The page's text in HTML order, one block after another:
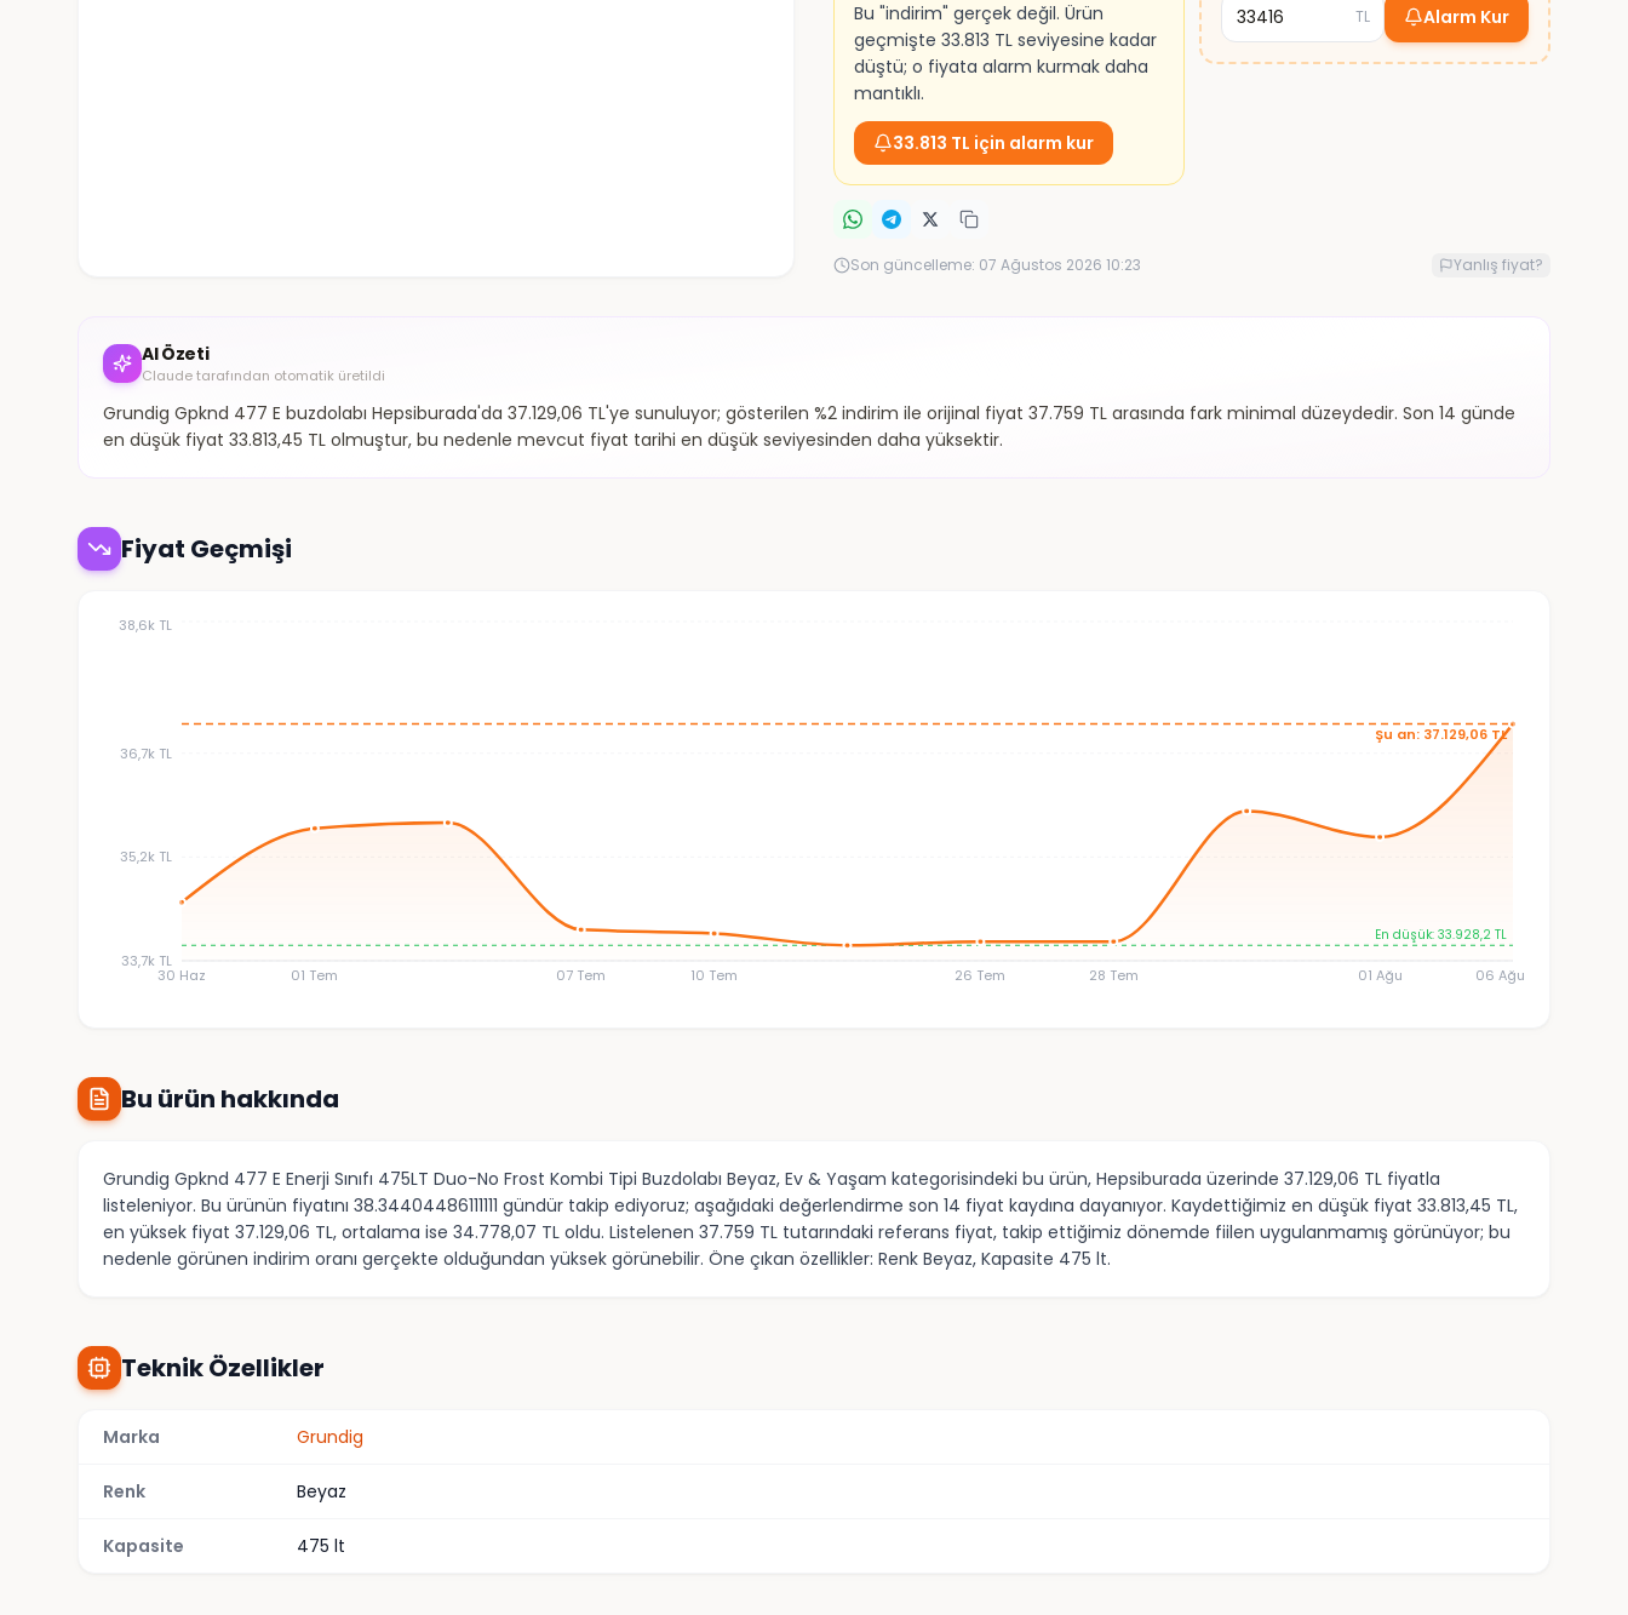
Bu "indirim" gerçek değil. Ürün
geçmişte 33.813 TL seviyesine kadar
düştü; o fiyata alarm kurmak daha
mantıklı.
33.813 TL için alarm kur
TL Alarm Kur
Son güncelleme: 07 Ağustos 2026 10:23 Yanlış fiyat?
AI Özeti
Claude tarafından otomatik üretildi
Grundig Gpknd 477 E buzdolabı Hepsiburada'da 37.129,06 TL'ye sunuluyor; gösterilen %2 indirim ile orijinal fiyat 37.759 TL arasında fark minimal düzeydedir. Son 14 günde
en düşük fiyat 33.813,45 TL olmuştur, bu nedenle mevcut fiyat tarihi en düşük seviyesinden daha yüksektir.
Fiyat Geçmişi
30 Haz 01 Tem 07 Tem 10 Tem 26 Tem 28 Tem 01 Ağu 06 Ağu
33,7k TL
35,2k TL
36,7k TL
38,6k TL
Şu an: 37.129,06 TL
En düşük: 33.928,2 TL
Bu ürün hakkında
Grundig Gpknd 477 E Enerji Sınıfı 475LT Duo-No Frost Kombi Tipi Buzdolabı Beyaz, Ev & Yaşam kategorisindeki bu ürün, Hepsiburada üzerinde 37.129,06 TL fiyatla
listeleniyor. Bu ürünün fiyatını 38.34404486111111 gündür takip ediyoruz; aşağıdaki değerlendirme son 14 fiyat kaydına dayanıyor. Kaydettiğimiz en düşük fiyat 33.813,45 TL,
en yüksek fiyat 37.129,06 TL, ortalama ise 34.778,07 TL oldu. Listelenen 37.759 TL tutarındaki referans fiyat, takip ettiğimiz dönemde fiilen uygulanmamış görünüyor; bu
nedenle görünen indirim oranı gerçekte olduğundan yüksek görünebilir. Öne çıkan özellikler: Renk Beyaz, Kapasite 475 lt.
Teknik Özellikler
Marka Grundig
Renk Beyaz
Kapasite 475 lt